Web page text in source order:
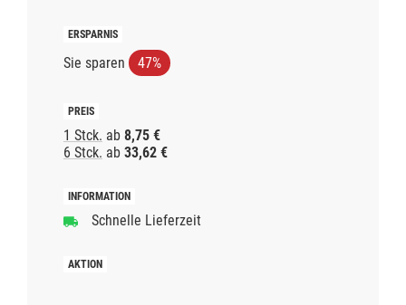
Sie sparen 47%
1 Stck. ab 8,75 €
6 Stck. ab 33,62 €
Schnelle Lieferzeit